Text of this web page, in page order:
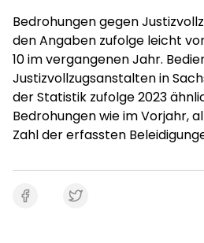
Bedrohungen gegen
den Angaben zufolge leicht
10 im vergangenen Jahr.
Justizvollzugsanstalten in
der Statistik zufolge 2023
Bedrohungen wie im Vorjahr,
Zahl der erfassten